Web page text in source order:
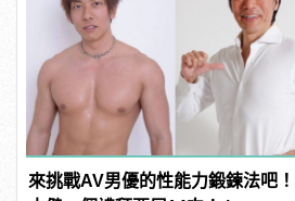
來挑戰AV男優的性能力鍛鍊法吧